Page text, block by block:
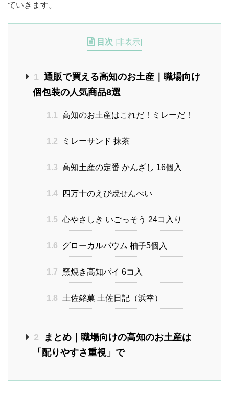
ていきます。
目次 [非表示]
1 通販で買える高知のお土産｜職場向け
個包装の人気商品8選
1.1 高知のお土産はこれだ！ミレーだ！
1.2 ミレーサンド 抹茶
1.3 高知土産の定番 かんざし 16個入
1.4 四万十のえび焼せんべい
1.5 心やさしき いごっそう 24コ入り
1.6 グローカルバウム 柚子5個入
1.7 窯焼き高知パイ 6コ入
1.8 土佐銘菓 土佐日記（浜幸）
2
まとめ｜職場向けの高知のお土産は
「配りやすさ重視」で